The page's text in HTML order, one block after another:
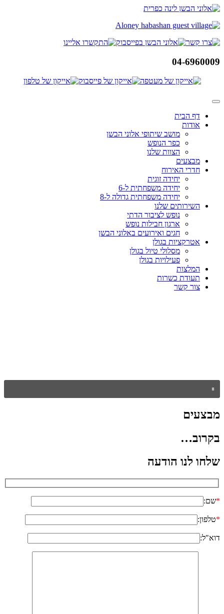
דלג
04-6960009
דף הבית
אודות
מושב שיתופי אלוני הבשן
כפר הנופש
הצוות שלנו
מבצעים
חדרי האירוח
יחידה זוגית
יחידה משפחתית ל-6
יחידה משפחתית גדולה ל-8
השירותים שלנו
נופש לציבור הדתי
ארגון חבילות נופש
חגים ואירועים באלוני הבשן
אטרקציות בגולן
מסלולי טיול בגולן
פעילויות בגולן
המלצות
תעודת כשרות
צור קשר
מבצעים
בקרוב…
שלחו לנו הודעה
*שם:
*טלפון:
דוא"ל: